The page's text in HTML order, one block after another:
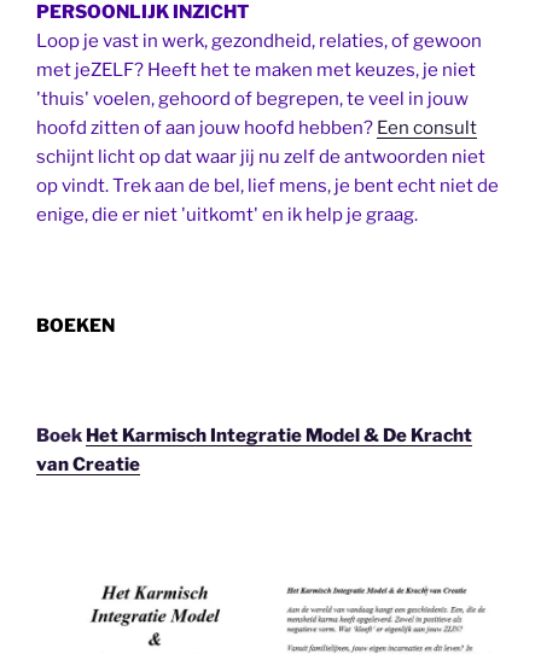
PERSOONLIJK INZICHT
Loop je vast in werk, gezondheid, relaties, of gewoon
met jeZELF? Heeft het te maken met keuzes, je niet
'thuis' voelen, gehoord of begrepen, te veel in jouw
hoofd zitten of aan jouw hoofd hebben? Een consult
schijnt licht op dat waar jij nu zelf de antwoorden niet
op vindt. Trek aan de bel, lief mens, je bent echt niet de
enige, die er niet 'uitkomt' en ik help je graag.
BOEKEN
Boek Het Karmisch Integratie Model & De Kracht
van Creatie